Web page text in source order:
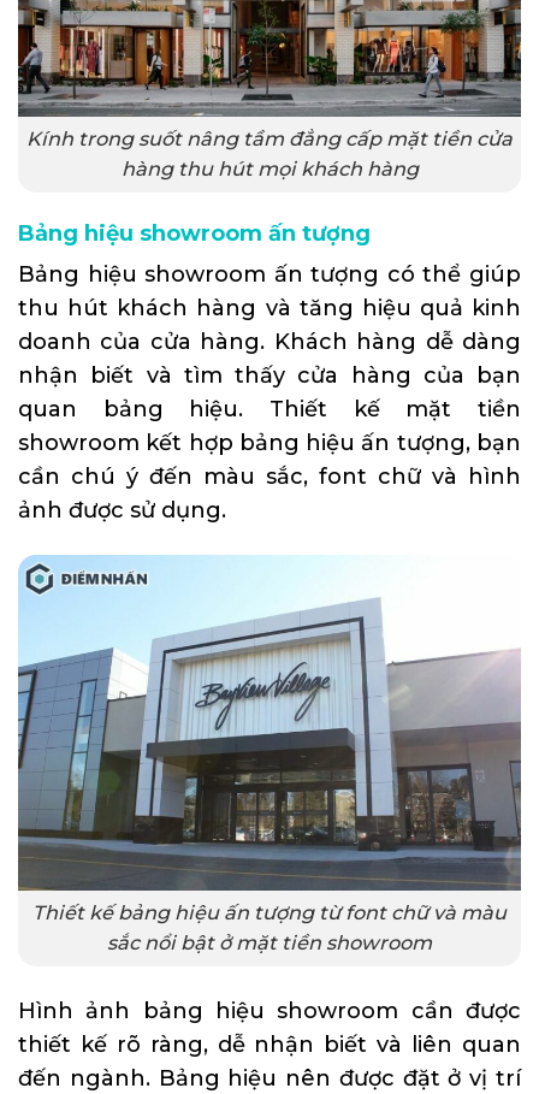
Kính trong suốt nâng tầm đẳng cấp mặt tiền cửa
hàng thu hút mọi khách hàng
Bảng hiệu showroom ấn tượng
Bảng hiệu showroom ấn tượng có thể giúp
thu hút khách hàng và tăng hiệu quả kinh
doanh của cửa hàng. Khách hàng dễ dàng
nhận biết và tìm thấy cửa hàng của bạn
quan bảng hiệu. Thiết kế mặt tiền
showroom kết hợp bảng hiệu ấn tượng, bạn
cần chú ý đến màu sắc, font chữ và hình
ảnh được sử dụng.
Thiết kế bảng hiệu ấn tượng từ font chữ và màu
sắc nổi bật ở mặt tiền showroom
Hình ảnh bảng hiệu showroom cần được
thiết kế rõ ràng, dễ nhận biết và liên quan
đến ngành. Bảng hiệu nên được đặt ở vị trí